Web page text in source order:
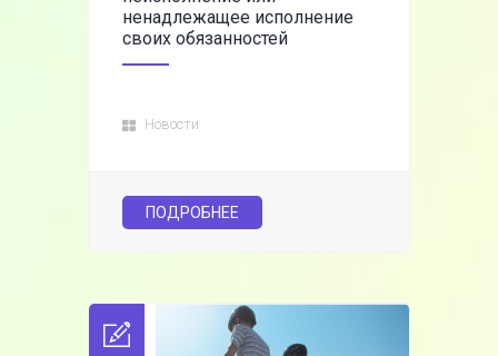
ненадлежащее исполнение
своих обязанностей
Новости
ПОДРОБНЕЕ